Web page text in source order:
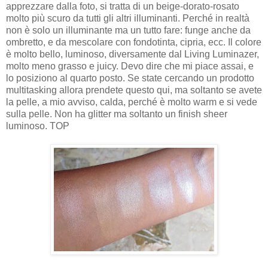
apprezzare dalla foto, si tratta di un beige-dorato-rosato
molto più scuro da tutti gli altri illuminanti. Perché in realtà
non è solo un illuminante ma un tutto fare: funge anche da
ombretto, e da mescolare con fondotinta, cipria, ecc. Il colore
è molto bello, luminoso, diversamente dal Living Luminazer,
molto meno grasso e juicy. Devo dire che mi piace assai, e
lo posiziono al quarto posto. Se state cercando un prodotto
multitasking allora prendete questo qui, ma soltanto se avete
la pelle, a mio avviso, calda, perché è molto warm e si vede
sulla pelle. Non ha glitter ma soltanto un finish sheer
luminoso. TOP